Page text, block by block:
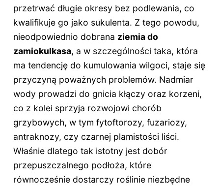
przetrwać długie okresy bez podlewania, co
kwalifikuje go jako sukulenta. Z tego powodu,
nieodpowiednio dobrana ziemia do
zamiokulkasa, a w szczególności taka, która
ma tendencję do kumulowania wilgoci, staje się
przyczyną poważnych problemów. Nadmiar
wody prowadzi do gnicia kłączy oraz korzeni,
co z kolei sprzyja rozwojowi chorób
grzybowych, w tym fytoftorozy, fuzariozy,
antraknozy, czy czarnej plamistości liści.
Właśnie dlatego tak istotny jest dobór
przepuszczalnego podłoża, które
równocześnie dostarczy roślinie niezbędne